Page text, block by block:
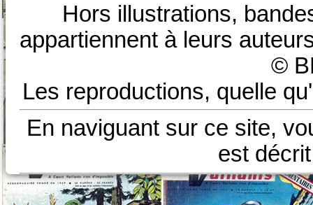
Hors illustrations,
appartiennent à leurs
©
Les reproductions, quelle
En naviguant sur ce site,
est